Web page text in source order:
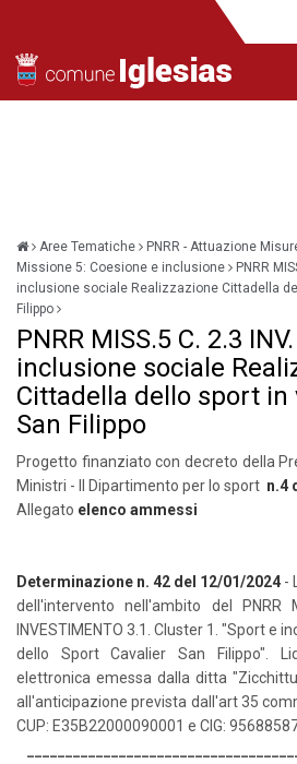
Aree Tematiche PNRR - Attuazione
Missione 5: Coesione e inclusione
PNRR
inclusione sociale Realizzazione Cittadella
Filippo
PNRR MISS.5 C. 2.3
inclusione sociale
Cittadella dello sport in
San Filippo
Progetto finanziato con decreto della
Ministri - Il Dipartimento per lo sport n.4
Allegato elenco ammessi
Determinazione n. 42 del 12/01/2024 -
dell'intervento nell'ambito del PNRR
INVESTIMENTO 3.1. Cluster 1. "Sport e
dello Sport Cavalier San Filippo".
elettronica emessa dalla ditta
all'anticipazione prevista dall'art 35
CUP: E35B22000090001 e CIG: